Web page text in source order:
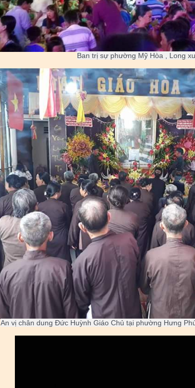
Ban trị sự phường Mỹ Hòa , Long
An vị chân dung Đức Huỳnh Giáo Chủ tại phường Hưng